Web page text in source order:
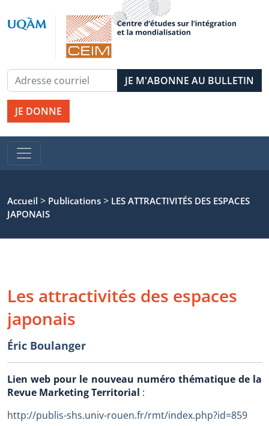
JE DONNE
Accueil > Publications > LES ATTRACTIVITÉS DES ESPACES
JAPONAIS
Les attractivités des espaces
japonais
Éric Boulanger
Lien web pour le nouveau numéro thématique de la
Revue Marketing Territorial :
http://publis-shs.univ-rouen.fr/rmt/index.php?id=859